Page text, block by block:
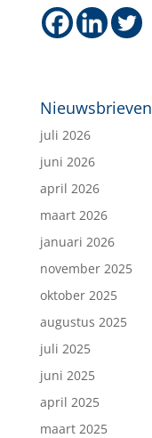
Nieuwsbrieven
juli 2026
juni 2026
april 2026
maart 2026
januari 2026
november 2025
oktober 2025
augustus 2025
juli 2025
juni 2025
april 2025
maart 2025